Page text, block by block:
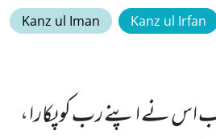
Kanz ul Iman Kanz ul Irfan
جب اس نے اپنے رب کو پکارا ،